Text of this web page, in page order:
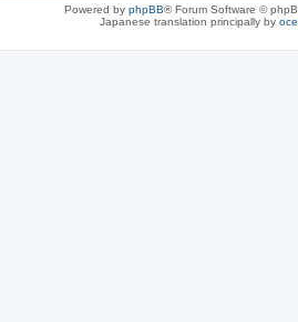
Powered by phpBB® Forum Software ©
Japanese translation principally by